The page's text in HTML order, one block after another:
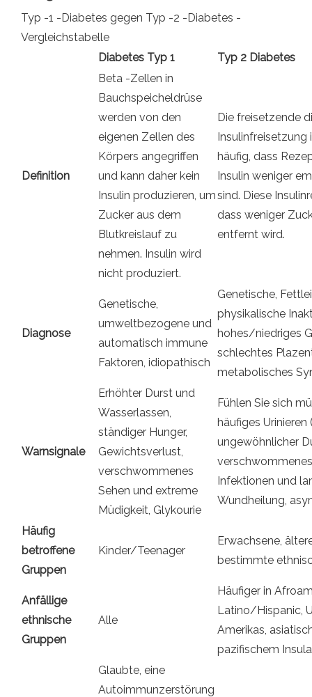
Typ -1 -Diabetes gegen Typ -2 -Diabetes -
Vergleichstabelle
Diabetes Typ 1
Typ 2 Diabetes
Definition
Beta -Zellen in
Bauchspeicheldrüse
werden von den
eigenen Zellen des
Körpers angegriffen
und kann daher kein
Insulin produzieren, um
Zucker aus dem
Blutkreislauf zu
nehmen. Insulin wird
nicht produziert.
Die freisetzende
Insulinfreisetzung
häufig, dass
Insulin weniger
sind. Diese
dass weniger
entfernt wird.
Diagnose
Genetische,
umweltbezogene und
automatisch immune
Faktoren, idiopathisch
Genetische,
physikalische
hohes/niedriges
schlechtes
metabolisches
Warnsignale
Erhöhter Durst und
Wasserlassen,
ständiger Hunger,
Gewichtsverlust,
verschwommenes
Sehen und extreme
Müdigkeit, Glykourie
Fühlen Sie sich
häufiges
ungewöhnlicher
Infektionen und
Wundheilung,
Häufig
betroffene
Gruppen
Kinder/Teenager
Erwachsene,
bestimmte
Anfällige
ethnische
Gruppen
Alle
Häufiger in
Latino/Hispanic,
Amerikas,
pazifischem
Glaubte, eine
Autoimmunzerstörung